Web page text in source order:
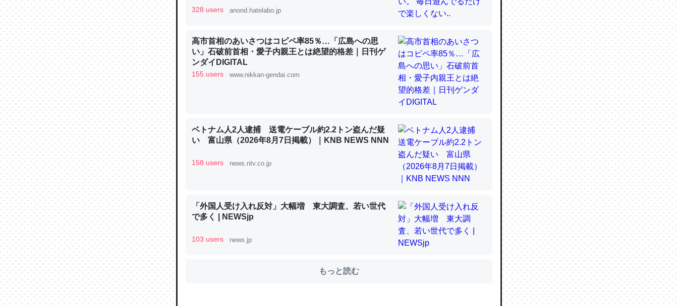
論文では「淡水はカルシウムも酸素も不足してて両方に不利だから両方が拮抗してるので
は」とあって面白い。海にいる鋏角類（カブトガニ・ウミグモ）はカルシウムを使わずキ
─ニュース :: 【研究発表】昆虫学の大問題＝「昆虫はなぜ海にいないのか」に関する新仮説
これを元に考えるとカルシウムを大量に使う脊椎動物と貝類は苦労してるんだな…。腹足
中。あと、Googleマップで位置情報を共有してる。電池残量や充電中かが分かるのでこ
328 users anond.hatelabo.jp
高市首相のあいさつはコピペ率85％…「広島への思
い」石破前首相・愛子内親王とは絶望的格差｜日刊ゲ
ンダイDIGITAL
155 users www.nikkan-gendai.com
ベトナム人2人逮捕 送電ケーブル約2.2トン盗んだ疑
い 富山県（2026年8月7日掲載）｜KNB NEWS NNN
158 users news.ntv.co.jp
「外国人受け入れ反対」大幅増 東大調査、若い世代
で多く | NEWSjp
103 users news.jp
もっと読む